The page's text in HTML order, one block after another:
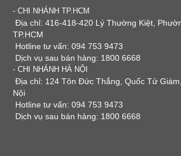
- CHI NHÁNH TP.HCM
Địa chỉ: 416-418-420 Lý Thường Kiệt,
TP.HCM
Hotline tư vấn: 094 753 9473
Dịch vụ sau bán hàng: 1800 6668
- CHI NHÁNH HÀ NỘI
Địa chỉ: 124 Tôn Đức Thắng, Quốc Tử
Nội
Hotline tư vấn: 094 753 9473
Dịch vụ sau bán hàng: 1800 6668